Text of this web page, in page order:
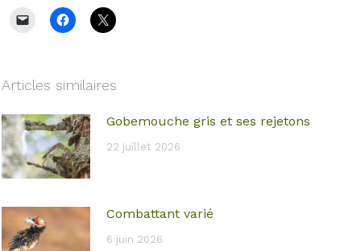
Articles similaires
Gobemouche gris et ses rejetons
22 juillet 2026
Combattant varié
6 juin 2026